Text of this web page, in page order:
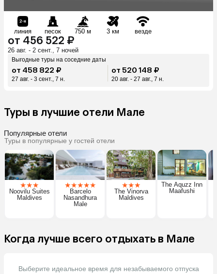
линия песок 750 м 3 км везде
от 456 522 ₽
26 авг. - 2 сент., 7 ночей
Выгодные туры на соседние даты
от 458 822 ₽
27 авг. - 3 сент., 7 н.
от 520 148 ₽
20 авг. - 27 авг., 7 н.
Туры в лучшие отели Мале
Популярные отели
Туры в популярные у гостей отели
★★★
Noovilu Suites
Maldives
★★★★★
Barcelo
Nasandhura
Male
★★★
The Vinorva
Maldives
The Aquzz Inn
Maafushi
Когда лучше всего отдыхать в Мале
Выберите идеальное время для незабываемого отпуска